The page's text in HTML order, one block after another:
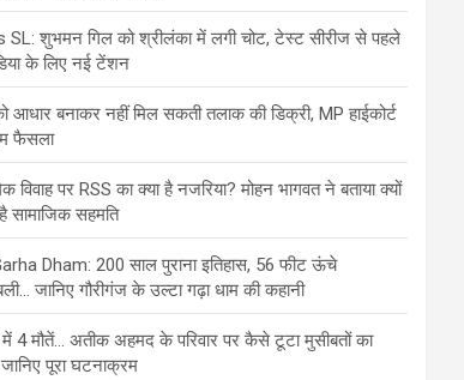
SL: शुभमन गिल को श्रीलंका में लगी चोट, टेस्ट सीरीज से पहले
के लिए नई टेंशन
आधार बनाकर नहीं मिल सकती तलाक की डिक्री, MP हाईकोर्ट
फैसला
विवाह पर RSS का क्या है नजरिया? मोहन भागवत ने बताया क्यों
सामाजिक सहमति
Dham: 200 साल पुराना इतिहास, 56 फीट ऊंचे
जानिए गौरीगंज के उल्टा गढ़ा धाम की कहानी
4 मौतें… अतीक अहमद के परिवार पर कैसे टूटा मुसीबतों का
पूरा घटनाक्रम